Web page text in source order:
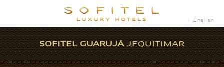
English
SOFITEL GUARUJÁJEQUITIMAR